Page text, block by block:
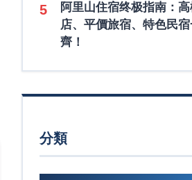
5
阿里山住宿终极指南：
店、平價旅宿、特色民
齊！
分類